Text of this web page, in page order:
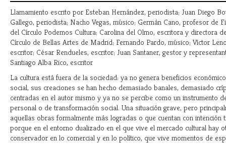
Llamamiento escrito por Esteban Hernández, periodista; Juan Diego
Gallego, periodista; Nacho Vegas, músico; Germán Cano, profesor de
del Círculo Podemos Cultura; Carolina del Olmo, escritora y directora
Círculo de Bellas Artes de Madrid; Fernando Pardo, músico; Víctor
escritor; César Rendueles, escritor; Juan Santaner, gestor y
Santiago Alba Rico, escritor
La cultura está fuera de la sociedad: ya no genera beneficios
social, sus creaciones se han hecho demasiado banales, demasiado
centradas en el autor mismo y ya no se percibe como un instrumento
personal o de transformación social. Una situación grave, pero
aquellas obras formalmente más logradas o que cuentan con intención
porque en el entorno dualizado en el que vive el mercado cultural hay
conservador en lo comercial y en lo político, que vive momentos de